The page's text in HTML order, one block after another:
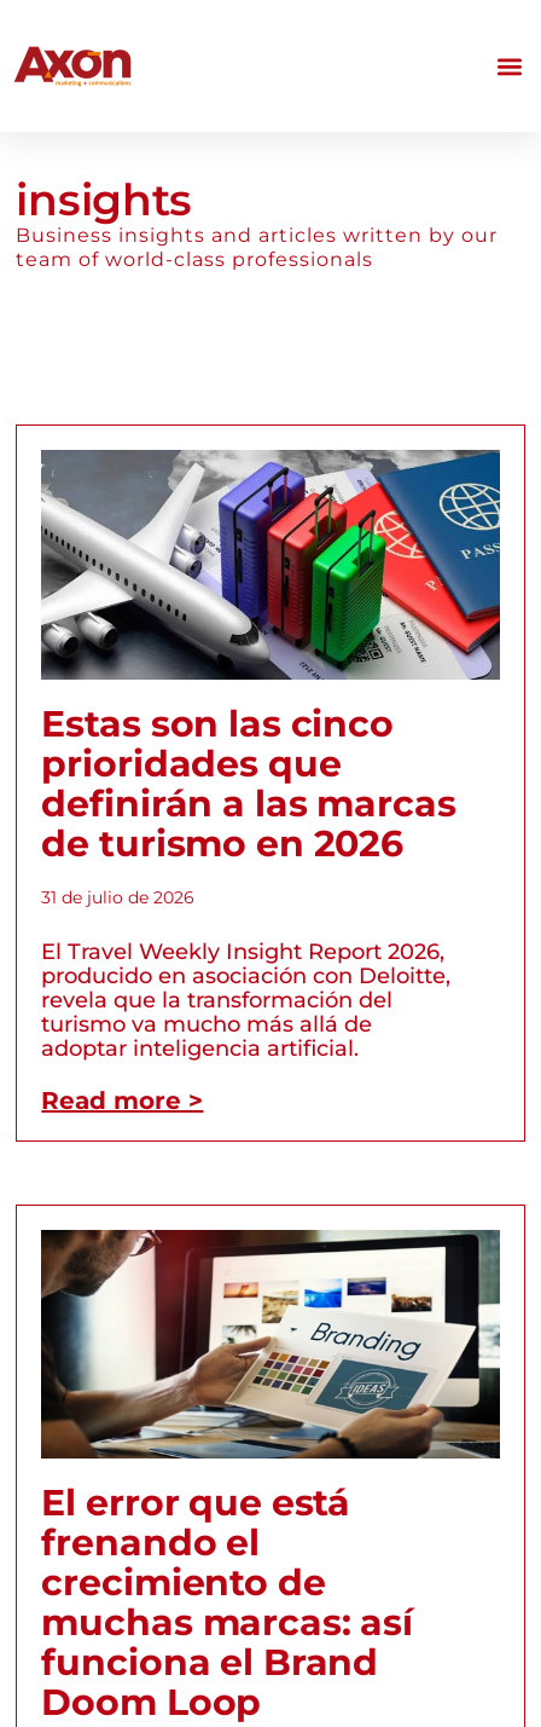
insights
Business insights and articles written by our
team of world-class professionals
Estas son las cinco
prioridades que
definirán a las marcas
de turismo en 2026
31 de julio de 2026
El Travel Weekly Insight Report 2026,
producido en asociación con Deloitte,
revela que la transformación del
turismo va mucho más allá de
adoptar inteligencia artificial.
Read more >
El error que está
frenando el
crecimiento de
muchas marcas: así
funciona el Brand
Doom Loop